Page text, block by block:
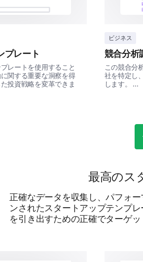
プレート
レートを使用すること
関する重要な洞察を得
投資戦略を変革できま
ビジネス
競合分析
この競合分
社を特定し
します。 ...
最高のス
正確なデータを収集し、パフォ
ンされたスタートアップテンプ
を引き出すための正確でターゲ